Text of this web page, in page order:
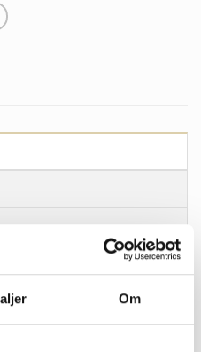
Om
som funklende
i det øjeblik den bryder